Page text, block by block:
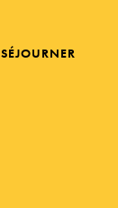
SÉJOURNER